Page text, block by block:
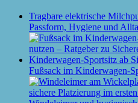
Tragbare elektrische
Passform, Hygiene und
Fußsack im Kinderwagen-